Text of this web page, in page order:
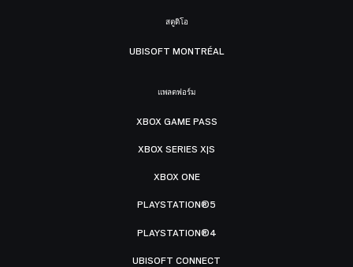
สตูดิโอ
UBISOFT MONTRÉAL
แพลตฟอร์ม
XBOX GAME PASS
XBOX SERIES X|S
XBOX ONE
PLAYSTATION®5
PLAYSTATION®4
UBISOFT CONNECT